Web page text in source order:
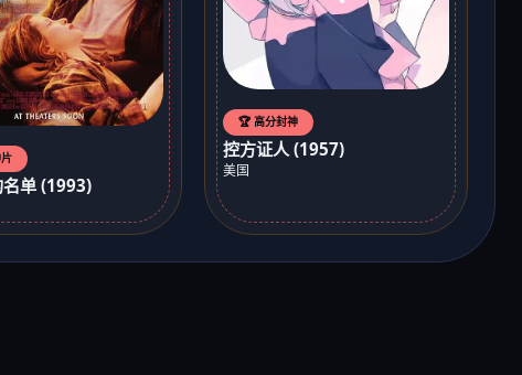
单 (1993)
🏆 高分封神
控方证人 (1957)
美国